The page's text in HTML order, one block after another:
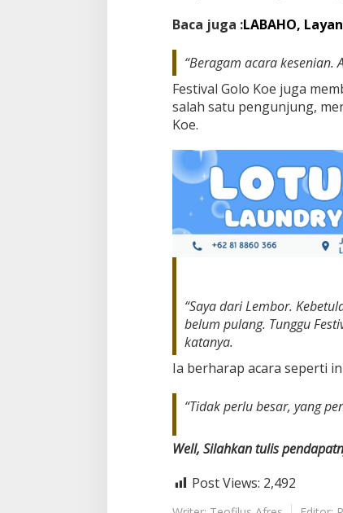
Baca juga :LABAHO,
“Beragam acara kesenian.
Festival Golo Koe juga
salah satu pengunjung,
Koe.
“Saya dari Lembor.
belum pulang. Tunggu
katanya.
Ia berharap acara seperti
“Tidak perlu besar, yang
Well, Silahkan tulis
Post Views: 2,492